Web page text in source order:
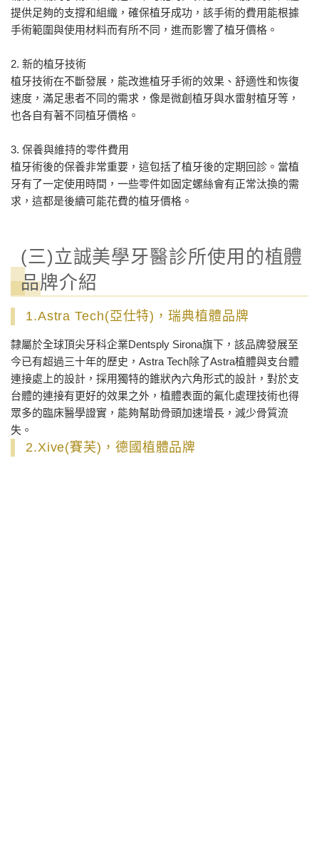
提供足夠的支撐和組織，確保植牙成功，該手術的費用能根據
手術範圍與使用材料而有所不同，進而影響了植牙價格。
2. 新的植牙技術
植牙技術在不斷發展，能改進植牙手術的效果、舒適性和恢復
速度，滿足患者不同的需求，像是微創植牙與水雷射植牙等，
也各自有著不同植牙價格。
3. 保養與維持的零件費用
植牙術後的保養非常重要，這包括了植牙後的定期回診。當植
牙有了一定使用時間，一些零件如固定螺絲會有正常汰換的需
求，這都是後續可能花費的植牙價格。
(三)立誠美學牙醫診所使用的植體
品牌介紹
1.Astra Tech(亞仕特)，瑞典植體品牌
隸屬於全球頂尖牙科企業Dentsply Sirona旗下，該品牌發展至
今已有超過三十年的歷史，Astra Tech除了Astra植體與支台體
連接處上的設計，採用獨特的錐狀內六角形式的設計，對於支
台體的連接有更好的效果之外，植體表面的氟化處理技術也得
眾多的臨床醫學證實，能夠幫助骨頭加速增長，減少骨質流
失。
2.Xive(賽芙)，德國植體品牌